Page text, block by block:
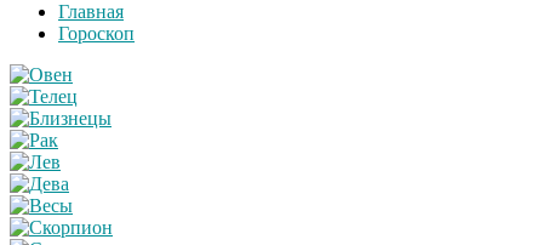
Главная
Гороскоп